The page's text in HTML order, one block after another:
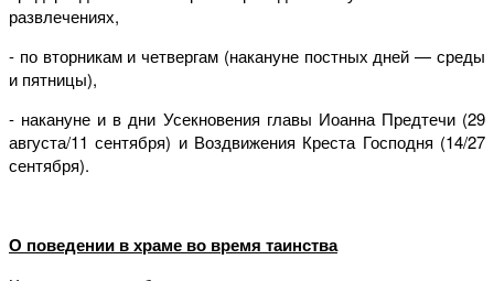
развлечениях,
- по вторникам и четвергам (накануне постных дней — среды
и пятницы),
- накануне и в дни Усекновения главы Иоанна Предтечи (29
августа/11 сентября) и Воздвижения Креста Господня (14/27
сентября).
О поведении в храме во время таинства